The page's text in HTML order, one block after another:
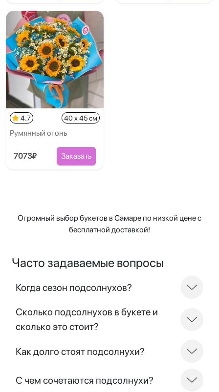
4.7 40 x 45 см
Румянный огонь
7073₽ Заказать
Огромный выбор букетов в Самаре по низкой цене с
бесплатной доставкой!
Часто задаваемые вопросы
Когда сезон подсолнухов?
Сколько подсолнухов в букете и
сколько это стоит?
Как долго стоят подсолнухи?
С чем сочетаются подсолнухи?